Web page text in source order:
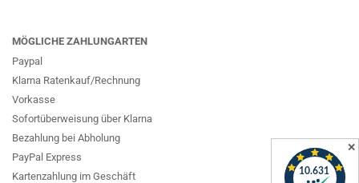
MÖGLICHE ZAHLUNGARTEN
Paypal
Klarna Ratenkauf/Rechnung
Vorkasse
Sofortüberweisung über Klarna
Bezahlung bei Abholung
PayPal Express
Kartenzahlung im Geschäft
✕